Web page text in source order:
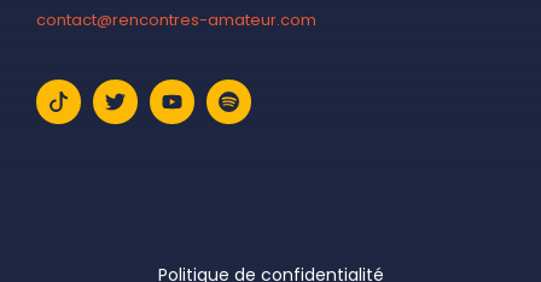
contact@rencontres-amateur.com
Politique de confidentialité